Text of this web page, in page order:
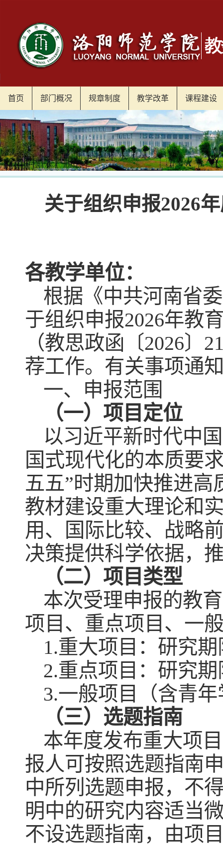
首页 部门概况 规章制度 教学改革 课程建设
关于组织申报2026
各教学单位：
根据《中共河南省
于组织申报2026年教
（教思政函〔2026〕
荐工作。有关事项通
一、申报范围
（一）项目定位
以习近平新时代中
国式现代化的本质要
五五”时期加快推进
教材建设重大理论和
用、国际比较、战略
决策提供科学依据，
（二）项目类型
本次受理申报的教
项目、重点项目、一
1.重大项目：研究
2.重点项目：研究
3.一般项目（含青
（三）选题指南
本年度发布重大项
报人可按照选题指南
中所列选题申报，不
明中的研究内容适当
不设选题指南，由项